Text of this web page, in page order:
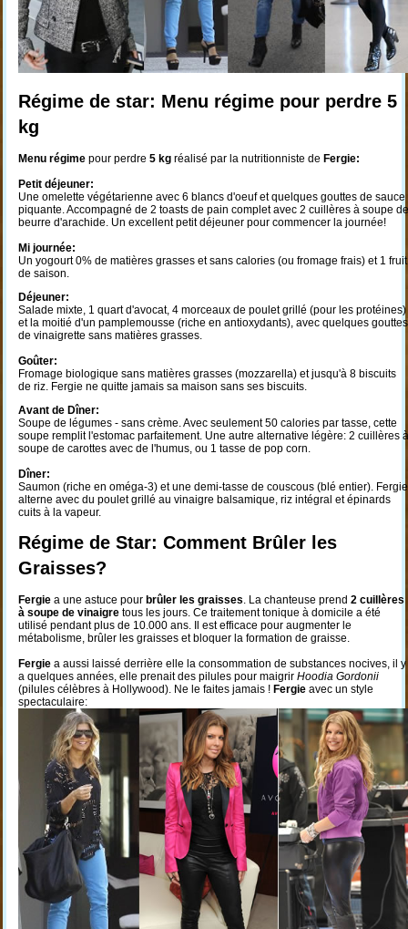
Régime de star: Menu régime pour perdre 5
kg
Menu régime pour perdre 5 kgréalisé par la nutritionniste de Fergie:
Petit déjeuner:
Une omelette végétarienne avec 6 blancs d'oeuf et quelques gouttes de sauce
piquante. Accompagné de 2 toasts de pain complet avec 2 cuillères à soupe de
beurre d'arachide. Un excellent petit déjeuner pour commencer la journée!
Mi journée:
Un yogourt 0% de matières grasses et sans calories (ou fromage frais) et 1 fruit
de saison.
Déjeuner:
Salade mixte, 1 quart d'avocat, 4 morceaux de poulet grillé (pour les protéines)
et la moitié d'un pamplemousse (riche en antioxydants), avec quelques gouttes
de vinaigrette sans matières grasses.
Goûter:
Fromage biologique sans matières grasses (mozzarella) et jusqu'à 8 biscuits
de riz. Fergie ne quitte jamais sa maison sans ses biscuits.
Avant de Dîner:
Soupe de légumes - sans crème. Avec seulement 50 calories par tasse, cette
soupe remplit l'estomac parfaitement. Une autre alternative légère: 2 cuillères à
soupe de carottes avec de l'humus, ou 1 tasse de pop corn.
Dîner:
Saumon (riche en oméga-3) et une demi-tasse de couscous (blé entier). Fergie
alterne avec du poulet grillé au vinaigre balsamique, riz intégral et épinards
cuits à la vapeur.
Régime de Star: Comment Brûler les
Graisses?
Fergiea une astuce pour brûler les graisses. La chanteuse prend 2 cuillères
à soupe de vinaigretous les jours. Ce traitement tonique à domicile a été
utilisé pendant plus de 10.000 ans. Il est efficace pour augmenter le
métabolisme, brûler les graisses et bloquer la formation de graisse.
Fergiea aussi laissé derrière elle la consommation de substances nocives, il y
a quelques années, elle prenait des pilules pour maigrir Hoodia Gordonii
(pilules célèbres à Hollywood). Ne le faites jamais ! Fergie avec un style
spectaculaire: